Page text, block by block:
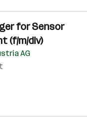
for Sensor
(f/m/div)
AG